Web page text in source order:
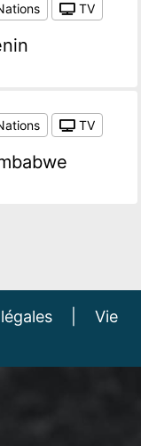
TV
TV
Vie